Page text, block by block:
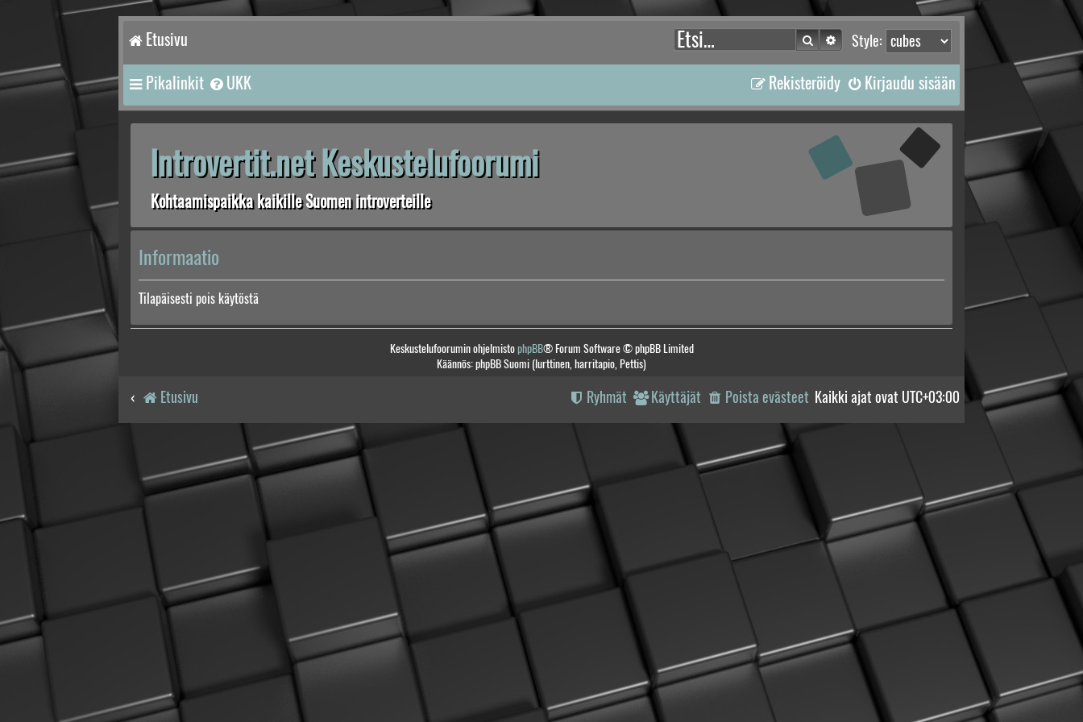
Etusivu Style:
Etsi Tarkennettu haku
Pikalinkit UKK Kirjaudu sisään
Rekisteröidy
Introvertit.net Keskustelufoorumi
Kohtaamispaikka kaikille Suomen introverteille
Informaatio
Tilapäisesti pois käytöstä
Keskustelufoorumin ohjelmistophpBB® Forum Software © phpBB Limited
Käännös: phpBB Suomi (lurttinen, harritapio, Pettis)
Etusivu Kaikki ajat ovat UTC+03:00
Poista evästeet
Käyttäjät
Ryhmät